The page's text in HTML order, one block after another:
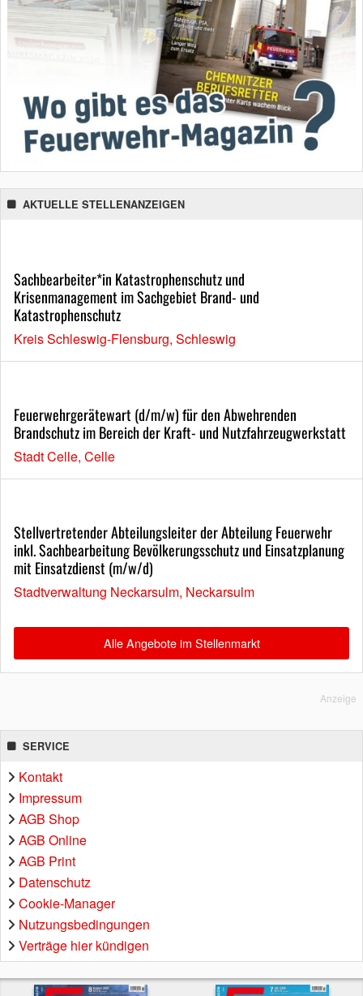
AKTUELLE STELLENANZEIGEN
Sachbearbeiter*in Katastrophenschutz und
Krisenmanagement im Sachgebiet Brand- und
Katastrophenschutz
Kreis Schleswig-Flensburg, Schleswig
Feuerwehrgerätewart (d/m/w) für den Abwehrenden
Brandschutz im Bereich der Kraft- und Nutzfahrzeugwerkstatt
Stadt Celle, Celle
Stellvertretender Abteilungsleiter der Abteilung Feuerwehr
inkl. Sachbearbeitung Bevölkerungsschutz und Einsatzplanung
mit Einsatzdienst (m/w/d)
Stadtverwaltung Neckarsulm, Neckarsulm
Alle Angebote im Stellenmarkt
Anzeige
SERVICE
Kontakt
Impressum
AGB Shop
AGB Online
AGB Print
Datenschutz
Cookie-Manager
Nutzungsbedingungen
Verträge hier kündigen